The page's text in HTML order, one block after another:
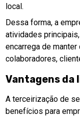
local.
Dessa forma, a
atividades
encarrega de
colaboradores,
Vantagens da
A terceirização de
benefícios para